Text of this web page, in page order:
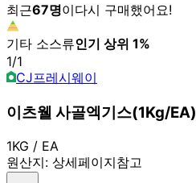
최근67명이다시 구매했어요!
기타 소스류인기 상위 1%
1/1
CJ프레시웨이
이츠웰 사골엑기스(1Kg/EA)
1KG / EA
원산지: 상세페이지참고